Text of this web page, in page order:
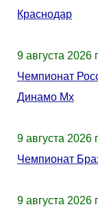
Краснодар
9 августа 2026
Чемпионат
Динамо Мх
9 августа 2026
Чемпионат
9 августа 2026